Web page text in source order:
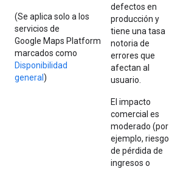
(Se aplica solo a los
servicios de
Google Maps Platform
marcados como
Disponibilidad
general )
defectos en
producción y
tiene una tasa
notoria de
errores que
afectan al
usuario.
El impacto
comercial es
moderado (por
ejemplo, riesgo
de pérdida de
ingresos o